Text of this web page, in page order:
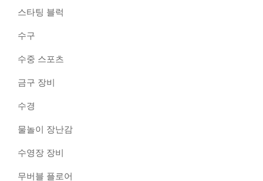
스타팅 블럭
수구
수중 스포츠
금구 장비
수경
물놀이 장난감
수영장 장비
무버블 플로어